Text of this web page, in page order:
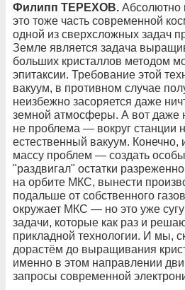
Филипп ТЕРЕХОВ.
это тоже часть современной
одной из сверхсложных задач
Земле является задача
больших кристаллов методом
эпитаксии. Требование этой
вакуум, в противном случае
неизбежно засоряется даже
земной атмосферы. А вот даже
не проблема — вокруг станции
естественный вакуум. Конечно,
массу проблем — создать
"раздвигал" остатки
на орбите МКС, вынести
подальше от собственного
окружает МКС — но это уже
задачи, которые как раз и
прикладной технологии. И мы,
дорастём до выращивания
именно в этом направлении
запросы современной